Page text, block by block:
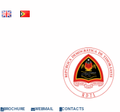
BROCHURE WEBMAIL CONTACTS